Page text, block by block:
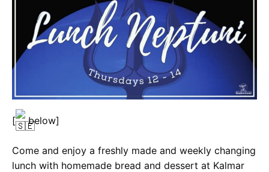
[ below]
Come and enjoy a freshly made and weekly changing
lunch with homemade bread and dessert at Kalmar